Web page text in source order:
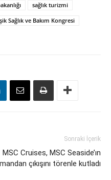
sağlık turizmi
Sağlık ve Bakım Kongresi
Sonraki İçerik
MSC Cruises, MSC Seaside’ın
çıkışını törenle kutladı